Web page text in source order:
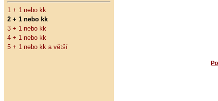
1 + 1 nebo kk
2 + 1 nebo kk
3 + 1 nebo kk
4 + 1 nebo kk
5 + 1 nebo kk a větší